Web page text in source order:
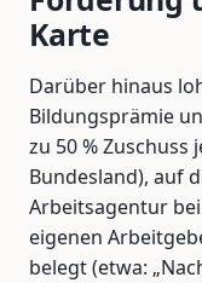
Karte
Darüber hinaus
Bildungsprämie
zu 50 % Zuschuss
Bundesland), auf
Arbeitsagentur
eigenen
belegt (etwa: